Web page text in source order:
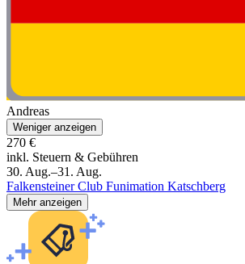
Andreas
Weniger anzeigen
270 €
inkl. Steuern & Gebühren
30. Aug.–31. Aug.
Falkensteiner Club Funimation Katschberg
Mehr anzeigen